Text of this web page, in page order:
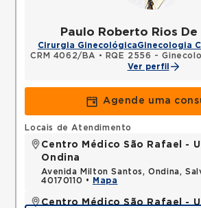
Paulo Roberto Rios De
Cirurgia GinecológicaGinecologia
CRM 4062/BA •
RQE 2556 -
Ver perfil
Agende uma
Locais de Atendimento
Centro Médico São Rafael -
Ondina
Avenida Milton Santos, Ondina,
40170110 •
Mapa
Centro Médico São Rafael -